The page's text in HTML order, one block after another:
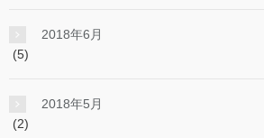
2018年6月
(5)
2018年5月
(2)